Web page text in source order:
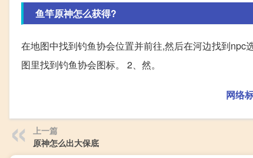
鱼竿原神怎么获得?
在地图中找到钓鱼协会位置并前往,然后在河边找到
图里找到钓鱼协会图标。 2、然。
网络
上一篇
原神怎么出大保底